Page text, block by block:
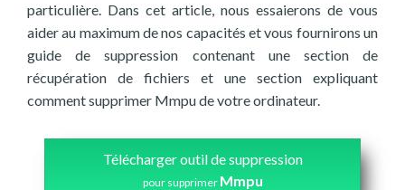
particulière. Dans cet article, nous essaierons de vous
aider au maximum de nos capacités et vous fournirons un
guide de suppression contenant une section de
récupération de fichiers et une section expliquant
comment supprimer Mmpu de votre ordinateur.
Télécharger outil de suppression
pour supprimer Mmpu